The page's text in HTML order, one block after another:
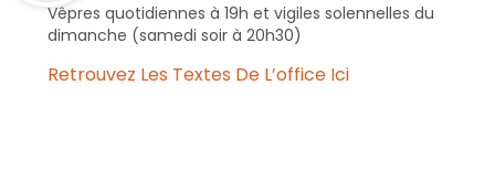
Vêpres quotidiennes à 19h et vigiles solennelles du
dimanche (samedi soir à 20h30)
Retrouvez Les Textes De L’office Ici